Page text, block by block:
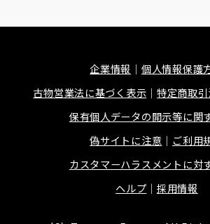
企業情報
個人情報保護
古物営業法に基づく表示
特定商取
保有個人データの開示等に関
偽サイトに注意
ご利用
カスタマーハラスメントに対
ヘルプ
採用情報